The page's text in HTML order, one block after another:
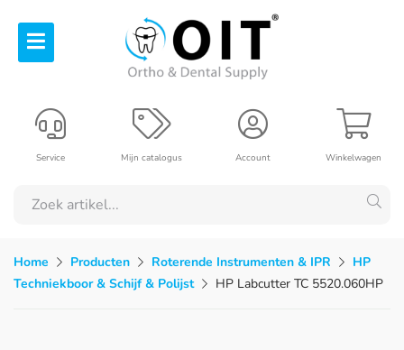
Winkelwagen
Account
Mijn catalogus
Service
Home Producten Roterende Instrumenten & IPR
HP
Techniekboor & Schijf & Polijst
HP Labcutter TC 5520.060HP